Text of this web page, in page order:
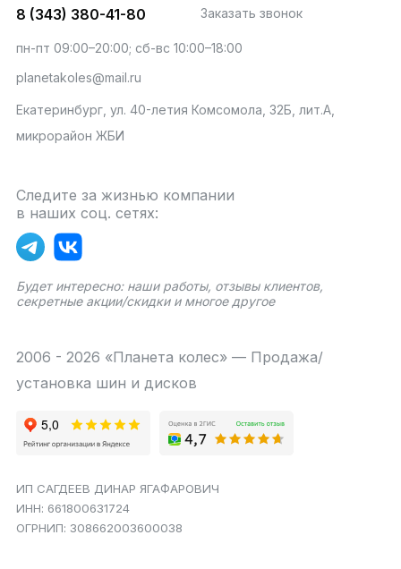
8 (343) 380-41-80 Заказать звонок
пн-пт 09:00–20:00; сб-вс 10:00–18:00
planetakoles@mail.ru
Екатеринбург, ул. 40-летия Комсомола, 32Б, лит.А,
микрорайон ЖБИ
Следите за жизнью компании
в наших соц. сетях:
Будет интересно: наши работы, отзывы клиентов,
секретные акции/скидки и многое другое
2006 - 2026 «Планета колес» — Продажа/
установка шин и дисков
ИП САГДЕЕВ ДИНАР ЯГАФАРОВИЧ
ИНН: 661800631724
ОГРНИП: 308662003600038